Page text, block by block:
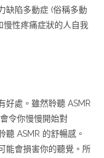
缺陷多動症 (俗稱多動
慢性疼痛症狀的人自我
好處。雖然聆聽 ASMR
令你慢慢開始對
聽 ASMR 的舒暢感。
能會損害你的聽覺。所